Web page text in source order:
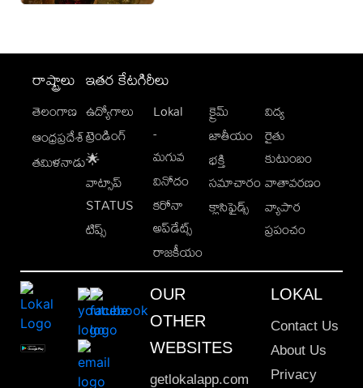
రాష్ట్రాలు
తెలంగాణ
ఆంధ్రప్రదేశ్
తమిళనాడు
ఇతర కేటగిరీలు
ఉద్యోగాలు
ట్రెండింగ్
🌟
వాట్సాప్
STATUS
టిప్స్
Lokal
-
మగువ
వినోదం
కరోనా
అప్‌డేట్స్
రాజకీయం
క్రైమ్
జాతీయం
భక్తి
సమాచారం
క్లాసిఫైడ్స్
విద్య
రైతు
కుటుంబం
వాతావరణం
వ్యాపార
ప్రపంచం
OUR
OTHER
WEBSITES
getlokalapp.com
LOKAL
Contact Us
About Us
Privacy